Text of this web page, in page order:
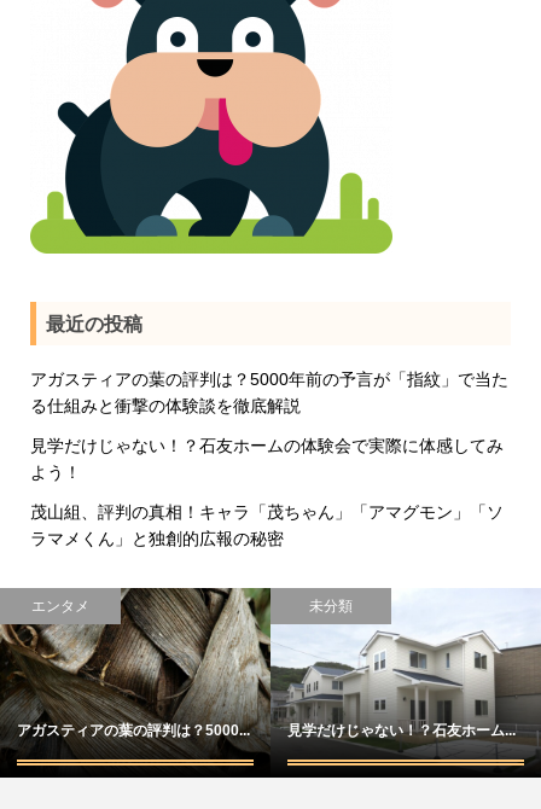
最近の投稿
アガスティアの葉の評判は？5000年前の予言が「指紋」で当た
る仕組みと衝撃の体験談を徹底解説
見学だけじゃない！？石友ホームの体験会で実際に体感してみ
よう！
茂山組、評判の真相！キャラ「茂ちゃん」「アマグモン」「ソ
ラマメくん」と独創的広報の秘密
エンタメ
アガスティアの葉の評判は？5000...
未分類
見学だけじゃない！？石友ホーム...